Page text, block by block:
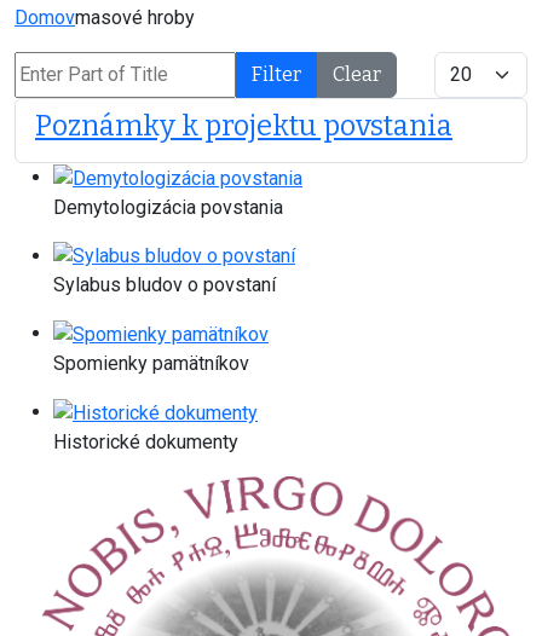
Domovmasové hroby
Enter Part of Title Filter Clear Display #
Poznámky k projektu povstania
Demytologizácia povstania
Sylabus bludov o povstaní
Spomienky pamätníkov
Historické dokumenty